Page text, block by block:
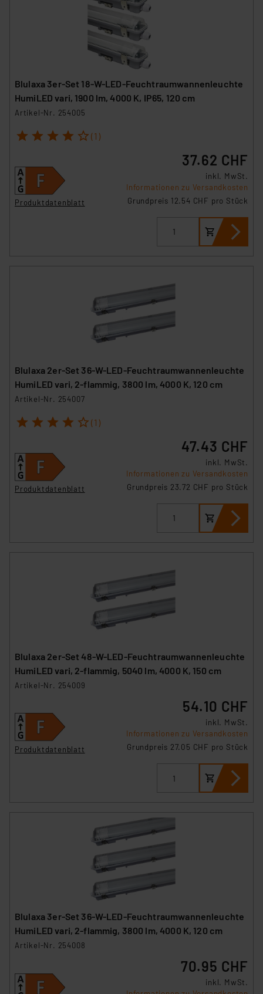
Blulaxa 3er-Set 18-W-LED-Feuchtraumwannenleuchte
HumiLED vari, 1900 lm, 4000 K, IP65, 120 cm
Artikel-Nr. 254005
1 2 3 4 5 (1)
Produktdatenblatt
37.62 CHF
inkl. MwSt.
Informationen zu Versandkosten
Grundpreis 12.54 CHF pro Stück
Blulaxa 2er-Set 36-W-LED-Feuchtraumwannenleuchte
HumiLED vari, 2-flammig, 3800 lm, 4000 K, 120 cm
Artikel-Nr. 254007
1 2 3 4 5 (1)
Produktdatenblatt
47.43 CHF
inkl. MwSt.
Informationen zu Versandkosten
Grundpreis 23.72 CHF pro Stück
Blulaxa 2er-Set 48-W-LED-Feuchtraumwannenleuchte
HumiLED vari, 2-flammig, 5040 lm, 4000 K, 150 cm
Artikel-Nr. 254009
Produktdatenblatt
54.10 CHF
inkl. MwSt.
Informationen zu Versandkosten
Grundpreis 27.05 CHF pro Stück
Blulaxa 3er-Set 36-W-LED-Feuchtraumwannenleuchte
HumiLED vari, 2-flammig, 3800 lm, 4000 K, 120 cm
Artikel-Nr. 254008
70.95 CHF
inkl. MwSt.